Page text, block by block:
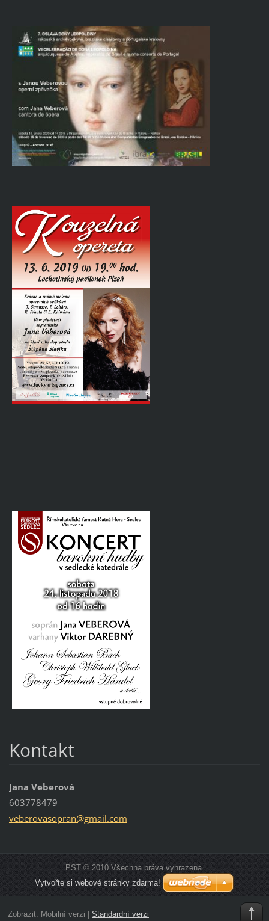
Kontakt
Jana Veberová
603778479
veberovasopran@gmail.com
PST © 2010 Všechna práva vyhrazena.
Vytvořte si webové stránky zdarma!
Zobrazit: Mobilní verzi Standardní verzi